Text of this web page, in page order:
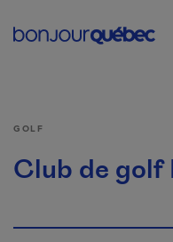
GOLF
Club de golf